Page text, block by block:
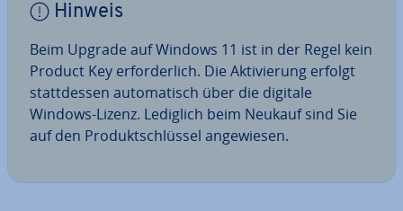
Hinweis
Beim Upgrade auf Windows 11 ist in der Regel kein
Product Key er­for­der­lich. Die Ak­ti­vie­rung erfolgt
statt­des­sen au­to­ma­tisch über die digitale
Windows-Lizenz. Lediglich beim Neukauf sind Sie
auf den Pro­dukt­schlüs­sel an­ge­wie­sen.